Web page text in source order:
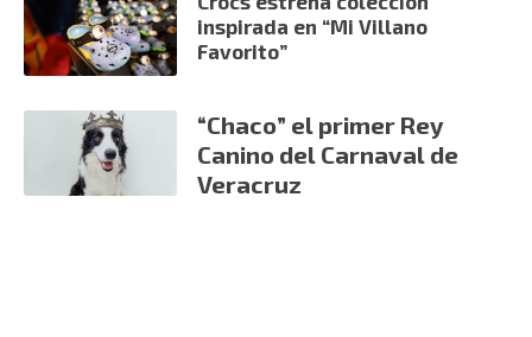
inspirada en “Mi Villano
Favorito”
“Chaco” el primer Rey
Canino del Carnaval de
Veracruz